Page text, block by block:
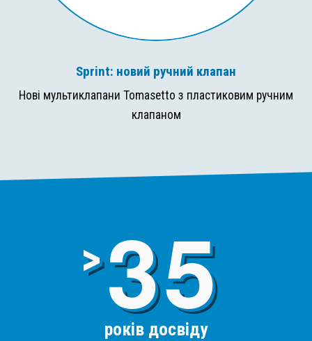
Sprint: новий ручний клапан
Нові мультиклапани Tomasetto з пластиковим ручним
клапаном
>3
років досвіду